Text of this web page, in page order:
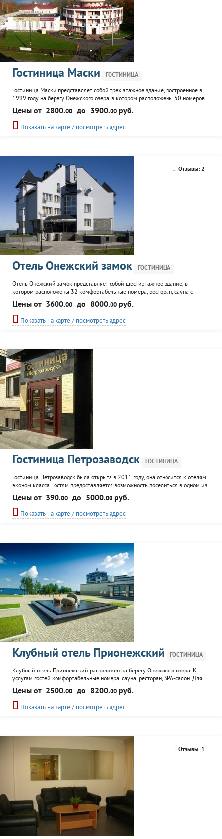
Гостиница Маски ГОСТИНИЦА
Гостиница Маски представляет собой трех этажное здание, построенное в
1999 году на берегу Онежского озера, в котором расположены 50 номеров
разной степени комфортности, сауна, кафе, конференц-зал. К услугам гостей
экскурсионное сопровождение, помощь в организации семинаров, деловых
встреч, торжественных мероприятий.
Цены от 2800.00 до 3900.00 руб.
Показать на карте / посмотреть адрес
Отзывы: 2
Отель Онежский замок ГОСТИНИЦА
Отель Онежский замок представляет собой шестиэтажное здание, в
котором расположены 32 комфортабельные номера, ресторан, сауна с
бассейном. В нескольких минутах ходьбы от отеля находится центр города
Петрозаводска, музей, театры, рестораны.
Цены от 3600.00 до 8000.00 руб.
Показать на карте / посмотреть адрес
Гостиница Петрозаводск ГОСТИНИЦА
Гостиница Петрозаводск была открыта в 2011 году, она относится к отелям
эконом класса. Гостям предоставляется возможность поселиться в одном из
комфортабельных номеров. Особенностью гостиницы является возможность
снять как номер целиком, так и отдельное место в комнате. К услугам
гостей беспроводной интернет, информационные услуги, вызов такси.
Цены от 390.00 до 5000.00 руб.
Показать на карте / посмотреть адрес
Клубный отель Прионежский ГОСТИНИЦА
Клубный отель Прионежский расположен на берегу Онежского озера. К
услугам гостей комфортабельные номера, сауна, ресторан, SPA-салон. Для
корпоративных клиентов - возможность организации деловых встреч,
семинаров и торжественных мероприятий. Для постоянных клиентов
действует накопительная система скидок. Молодоженам - специальное
предложение, номер для новобрачных.
Цены от 2500.00 до 8200.00 руб.
Показать на карте / посмотреть адрес
Отзывы: 1